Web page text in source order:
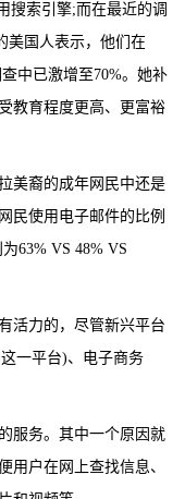
索引擎;而在最近的调
美国人表示，他们在
中已激增至70%。她补
教育程度更高、更富裕
裔的成年网民中还是
民使用电子邮件的比例
63% VS 48% VS
力的，尽管新兴平台
一平台)、电子商务
务。其中一个原因就
用户在网上查找信息、